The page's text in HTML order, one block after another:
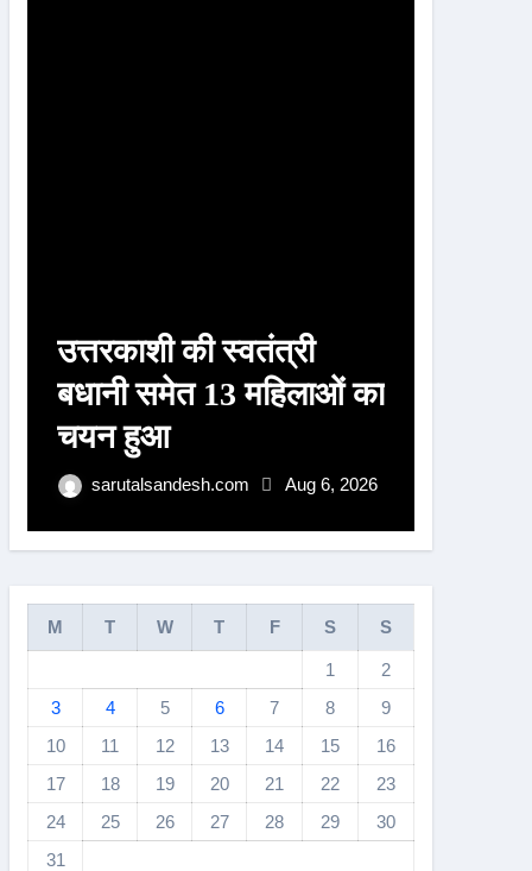
उत्तरकाशी की स्वतंत्री
बधानी समेत 13 महिलाओं का
चयन हुआ
sarutalsandesh.com Aug 6, 2026
M T W T F S S
1
2
3
4 5 6 7 8
9
10
11 12 13 14 15
16
17
18 19 20 21 22
23
24
25 26 27 28 29
30
31